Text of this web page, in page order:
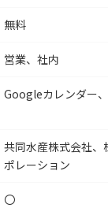
無料
営業、社内
Googleカレンダー
共同水産株式会社、
ポレーション
〇